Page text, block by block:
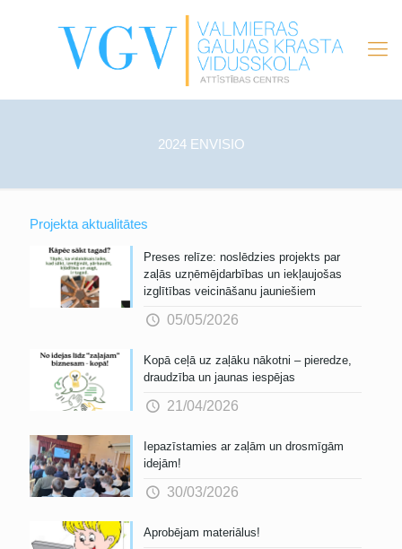
2024 ENVISIO
Projekta aktualitātes
Preses relīze: noslēdzies projekts par
zaļās uzņēmējdarbības un iekļaujošas
izglītības veicināšanu jauniešiem
05/05/2026
Kopā ceļā uz zaļāku nākotni – pieredze,
draudzība un jaunas iespējas
21/04/2026
Iepazīstamies ar zaļām un drosmīgām
idejām!
30/03/2026
Aprobējam materiālus!